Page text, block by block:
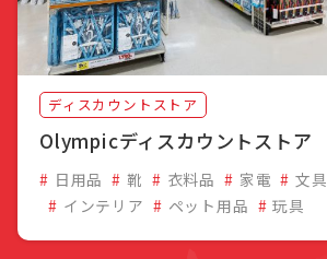
ディスカウントストア
Olympicディスカウントストア
日用品 靴 衣料品 家電
文具
インテリア
ペット用品 玩具